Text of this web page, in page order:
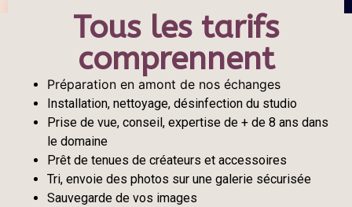
Tous les tarifs
comprennent
Préparation en amont de nos échanges
Installation, nettoyage, désinfection du studio
Prise de vue, conseil, expertise de + de 8 ans dans
le domaine
Prêt de tenues de créateurs et accessoires
Tri, envoie des photos sur une galerie sécurisée
Sauvegarde de vos images